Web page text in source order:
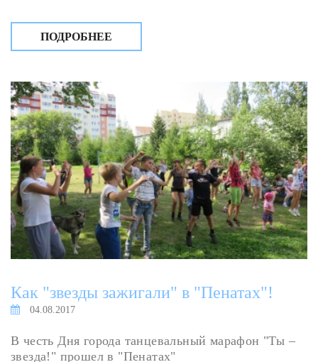
ПОДРОБНЕЕ
Как "звезды зажигали" в "Пенатах"!
04.08.2017
В честь Дня города танцевальный марафон "Ты –
звезда!" прошел в "Пенатах"